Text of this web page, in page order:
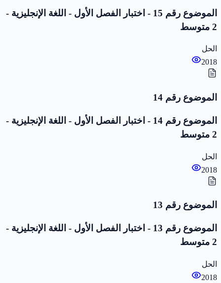
الموضوع رقم 15 - اختبار الفصل الأول - اللغة الإنجليزية -
2 متوسط
الحل
2018
الموضوع رقم 14
الموضوع رقم 14 - اختبار الفصل الأول - اللغة الإنجليزية -
2 متوسط
الحل
2018
الموضوع رقم 13
الموضوع رقم 13 - اختبار الفصل الأول - اللغة الإنجليزية -
2 متوسط
الحل
2018